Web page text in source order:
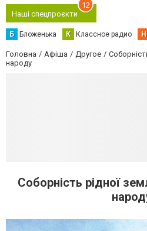
Наші спецпроєкти
12
Б Бложенька К Классное радио Н
Головна Афіша Другое
народу
Соборність рідної